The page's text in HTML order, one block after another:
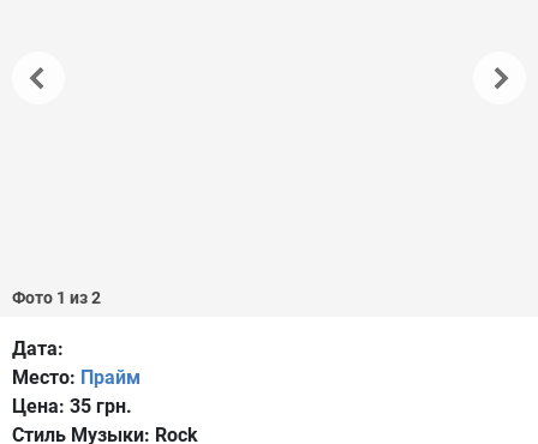
Фото 1 из 2
Дата:
Место: Прайм
Цена: 35 грн.
Стиль Музыки: Rock